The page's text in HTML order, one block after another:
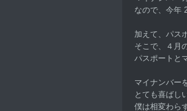
なので、今年
加えて、パス
そこで、４月
パスポートと
マイナンバー
とても喜ばし
僕は相変わら